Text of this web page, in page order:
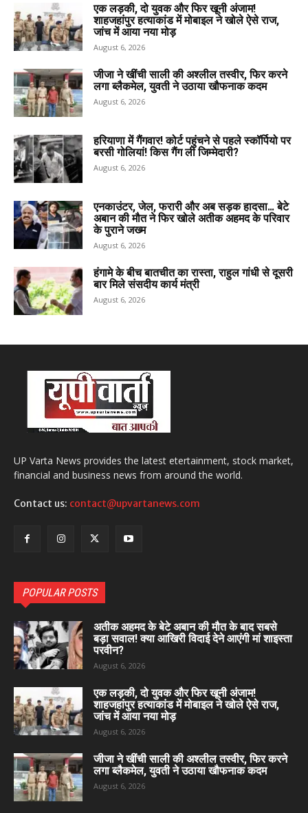
एक लड़की, दो युवक और फिर खूनी अंजाम!
शाहजहांपुर हत्याकांड में मोबाइल ने खोले ऐसे राज,
जांच में आया नया मोड़
August 6, 2026
जीजा ने खींची साली की अश्लील तस्वीर, फिर करने
लगा ब्लैकमेल, युवती ने उठाया खौफनाक कदम
August 6, 2026
हरियाणा में गैंगवार! कोर्ट पहुंचने से पहले स्कॉर्पियो पर
बरसी गोलियां! किस गैंग ली जिम्मेदारी?
August 6, 2026
एनकाउंटर, जेल, फरारी और अब सड़क हादसा… बेटे
अबान की मौत ने फिर खोले अतीक अहमद के परिवार
के पुराने जख्म
August 6, 2026
हंगामे के बीच बातचीत का रास्ता, राहुल गांधी से दूसरी
बार मिले संसदीय कार्य मंत्री
August 6, 2026
UP Varta News provides the latest etertainment, stock market,
financial and business news from around the world.
Contact us: contact@upvartanews.com
POPULAR POSTS
अतीक अहमद के बेटे अबान की मौत के बाद सबसे
बड़ा सवाल! क्या आखिरी विदाई देने आएंगी मां शाइस्ता
परवीन?
August 6, 2026
एक लड़की, दो युवक और फिर खूनी अंजाम!
शाहजहांपुर हत्याकांड में मोबाइल ने खोले ऐसे राज,
जांच में आया नया मोड़
August 6, 2026
जीजा ने खींची साली की अश्लील तस्वीर, फिर करने
लगा ब्लैकमेल, युवती ने उठाया खौफनाक कदम
August 6, 2026